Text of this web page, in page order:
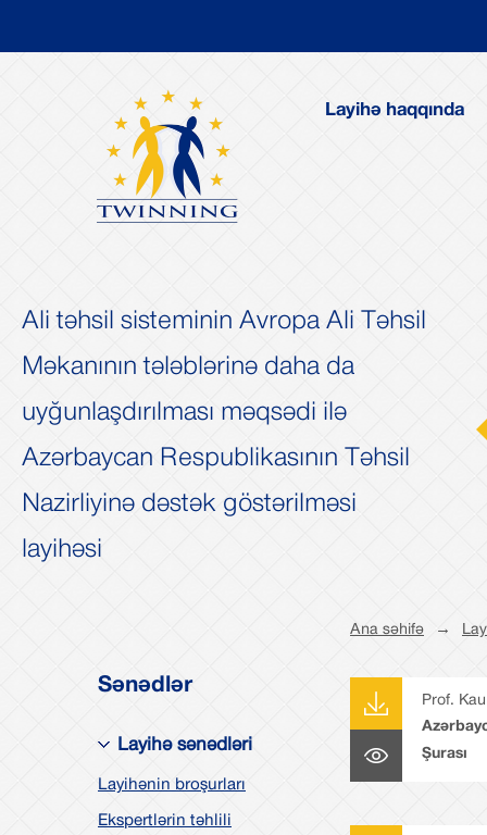
Layihə haqqında
Ali təhsil sisteminin Avropa Ali Təhsil
Məkanının tələblərinə daha da
uyğunlaşdırılması məqsədi ilə
Azərbaycan Respublikasının Təhsil
Nazirliyinə dəstək göstərilməsi
layihəsi
Növbəti
Sənədlər
Layihə sənədləri
Layihənin broşurları
Ekspertlərin təhlili
Ana səhifə →
Prof.
Şurası